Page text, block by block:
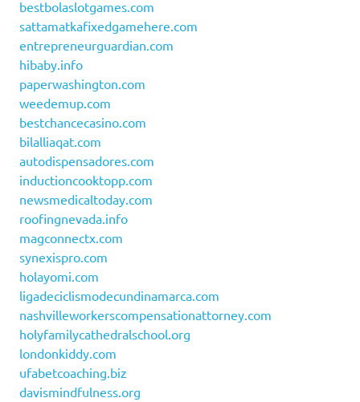
bestbolaslotgames.com
sattamatkafixedgamehere.com
entrepreneurguardian.com
hibaby.info
paperwashington.com
weedemup.com
bestchancecasino.com
bilalliaqat.com
autodispensadores.com
inductioncooktopp.com
newsmedicaltoday.com
roofingnevada.info
magconnectx.com
synexispro.com
holayomi.com
ligadeciclismodecundinamarca.com
nashvilleworkerscompensationattorney.com
holyfamilycathedralschool.org
londonkiddy.com
ufabetcoaching.biz
davismindfulness.org